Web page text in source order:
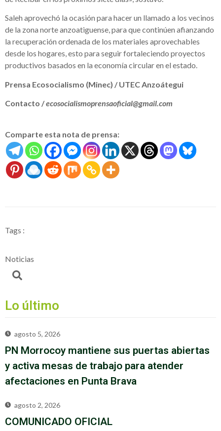
Saleh aprovechó la ocasión para hacer un llamado a los vecinos
de la zona norte anzoatiguense, para que continúen afianzando
la recuperación ordenada de los materiales aprovechables
desde los hogares, esto para seguir fortaleciendo proyectos
productivos basados en la economía circular en el estado.
Prensa Ecosocialismo (Minec) / UTEC Anzoátegui
Contacto /ecosocialismoprensaoficial@gmail.com
Comparte esta nota de prensa:
Tags :
Noticias
Lo último
agosto 5, 2026
PN Morrocoy mantiene sus puertas abiertas
y activa mesas de trabajo para atender
afectaciones en Punta Brava
agosto 2, 2026
COMUNICADO OFICIAL